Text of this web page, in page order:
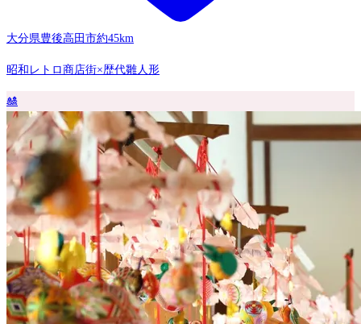
大分県豊後高田市約45km
昭和レトロ商店街×歴代雛人形
🎎